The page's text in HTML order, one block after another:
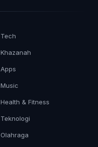
Tech
Khazanah
Apps
Music
Health & Fitness
Teknologi
Olahraga